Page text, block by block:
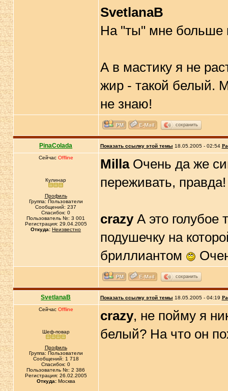
SvetlanaB
На "ты" мне больше
А в мастику я не
жир - такой белый.
не знаю!
сохранить
PinaColada Показать ссылку этой темы 18.05.2005 - 02:54
Сейчас Offline
Кулинар
Профиль
Группа: Пользователи
Сообщений: 237
Спасибок: 0
Пользователь №: 3 001
Регистрация: 29.04.2005
Откуда: Неизвестно
MillaOчень да же
переживать,
crazyА это голубое
подушечку на
бриллиантом
сохранить
SvetlanaB Показать ссылку этой темы 18.05.2005 - 04:19
Сейчас Offline
Шеф-повар
Профиль
Группа: Пользователи
Сообщений: 1 718
Спасибок: 0
Пользователь №: 2 386
Регистрация: 26.02.2005
Откуда:Москва
crazy, не пойму я
белый? На что он